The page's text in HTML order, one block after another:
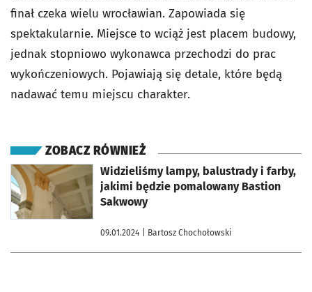
finał czeka wielu wrocławian. Zapowiada się
spektakularnie. Miejsce to wciąż jest placem budowy,
jednak stopniowo wykonawca przechodzi do prac
wykończeniowych. Pojawiają się detale, które będą
nadawać temu miejscu charakter.
ZOBACZ RÓWNIEŻ
Widzieliśmy lampy, balustrady i farby,
jakimi będzie pomalowany Bastion
Sakwowy
09.01.2024 | Bartosz Chochołowski
otworzy się w nowej karcie